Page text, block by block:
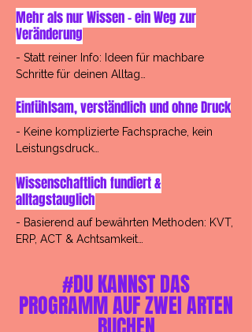
Theorie
- Für einen hilfreicheren Umgang mit
deiner Zwangsstörung
- Begleitet mit Orientierung, Wissen und
alltagstaugliche Übungen
- Ideal zur Ergänzung einer laufenden
Therapie – zum Vertiefen und Festigen
Mehr als nur Wissen – ein Weg zur
Veränderung​​​
- Statt reiner Info: Ideen für machbare
Schritte für deinen Alltag
- Methoden, die du wirklich anwenden
Einfühlsam, verständlich und ohne Druck
- Keine komplizierte Fachsprache, kein
Leistungsdruck
- In deinem eigenen Tempo – wann und
wo es für dich passt
Wissenschaftlich fundiert &
alltagstauglich​
- Basierend auf bewährten Methoden: KVT,
ERP, ACT & Achtsamkeit
- Alle Inhalte orientieren sich an aktuellen
psychologischen Erkenntnissen
- Keine trockene Theorie, sondern direkt
​​​#DU KANNST DAS
PROGRAMM AUF ZWEI ARTEN